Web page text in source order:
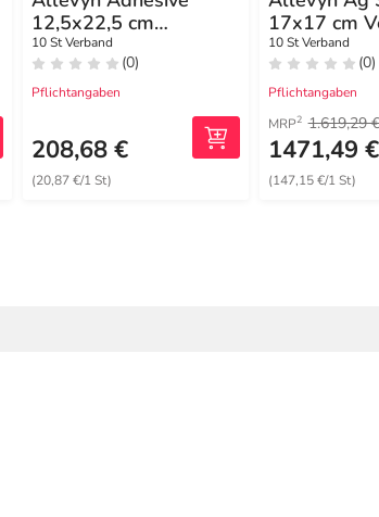
12,5x22,5 cm
haftende
Wundauflage
10 St Verband
(0)
Pflichtangaben
208,68 €
(20,87 €/1 St)
17x17 cm
10 St Verband
(0)
Pflichtangaben
MRP2 1.619,29 €
1471,49 €
(147,15 €/1 St)